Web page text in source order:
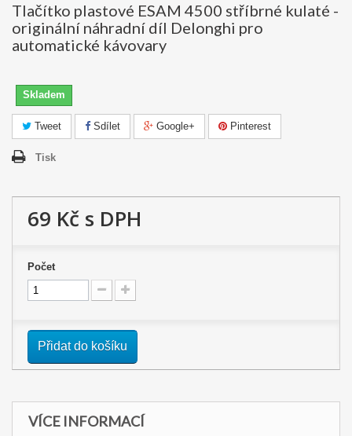
Tlačítko plastové ESAM 4500 stříbrné kulaté -
originální náhradní díl Delonghi pro
automatické kávovary
Skladem
Tweet Sdílet Google+ Pinterest
Tisk
69 Kč s DPH
Počet
Přidat do košíku
VÍCE INFORMACÍ